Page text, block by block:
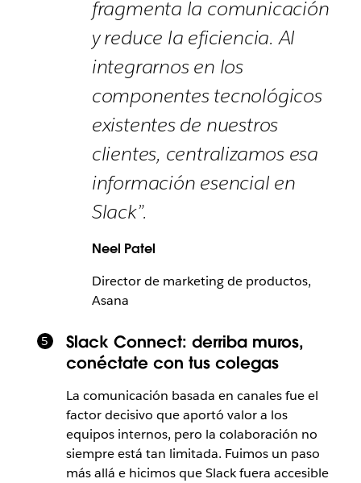
fragmenta la comunicación
y reduce la eficiencia. Al
integrarnos en los
componentes tecnológicos
existentes de nuestros
clientes, centralizamos esa
información esencial en
Slack”.
Neel Patel
Director de marketing de productos,
Asana
Slack Connect: derriba muros,
conéctate con tus colegas
La comunicación basada en canales fue el
factor decisivo que aportó valor a los
equipos internos, pero la colaboración no
siempre está tan limitada. Fuimos un paso
más allá e hicimos que Slack fuera accesible